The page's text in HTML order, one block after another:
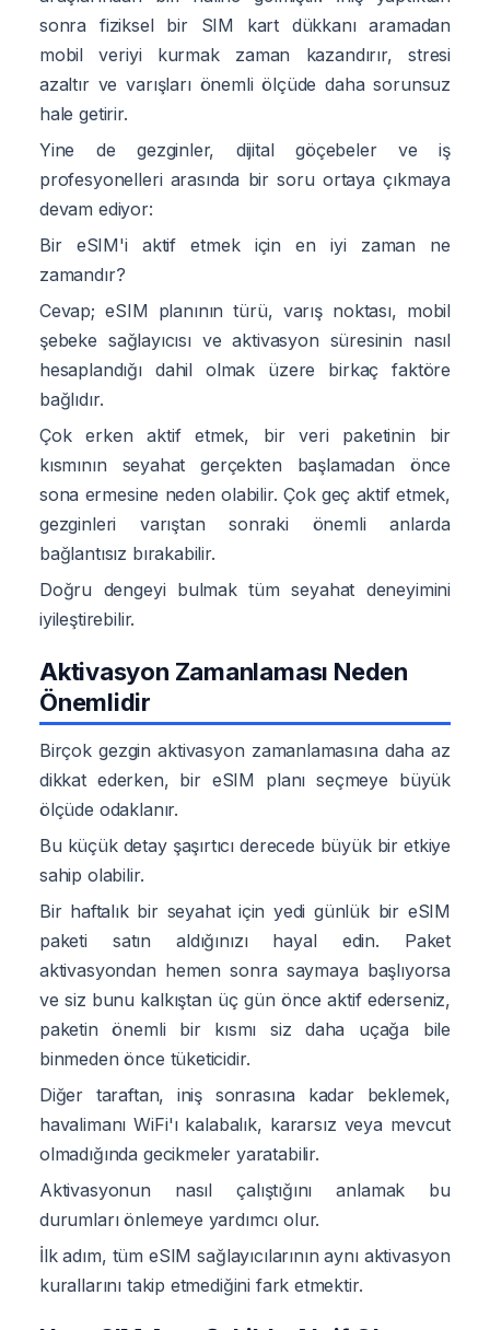
sonra fiziksel bir SIM kart dükkanı aramadan
mobil veriyi kurmak zaman kazandırır, stresi
azaltır ve varışları önemli ölçüde daha sorunsuz
hale getirir.
Yine de gezginler, dijital göçebeler ve iş
profesyonelleri arasında bir soru ortaya çıkmaya
devam ediyor:
Bir eSIM'i aktif etmek için en iyi zaman ne
zamandır?
Cevap; eSIM planının türü, varış noktası, mobil
şebeke sağlayıcısı ve aktivasyon süresinin nasıl
hesaplandığı dahil olmak üzere birkaç faktöre
bağlıdır.
Çok erken aktif etmek, bir veri paketinin bir
kısmının seyahat gerçekten başlamadan önce
sona ermesine neden olabilir. Çok geç aktif etmek,
gezginleri varıştan sonraki önemli anlarda
bağlantısız bırakabilir.
Doğru dengeyi bulmak tüm seyahat deneyimini
iyileştirebilir.
Aktivasyon Zamanlaması Neden
Önemlidir
Birçok gezgin aktivasyon zamanlamasına daha az
dikkat ederken, bir eSIM planı seçmeye büyük
ölçüde odaklanır.
Bu küçük detay şaşırtıcı derecede büyük bir etkiye
sahip olabilir.
Bir haftalık bir seyahat için yedi günlük bir eSIM
paketi satın aldığınızı hayal edin. Paket
aktivasyondan hemen sonra saymaya başlıyorsa
ve siz bunu kalkıştan üç gün önce aktif ederseniz,
paketin önemli bir kısmı siz daha uçağa bile
binmeden önce tüketicidir.
Diğer taraftan, iniş sonrasına kadar beklemek,
havalimanı WiFi'ı kalabalık, kararsız veya mevcut
olmadığında gecikmeler yaratabilir.
Aktivasyonun nasıl çalıştığını anlamak bu
durumları önlemeye yardımcı olur.
İlk adım, tüm eSIM sağlayıcılarının aynı aktivasyon
kurallarını takip etmediğini fark etmektir.